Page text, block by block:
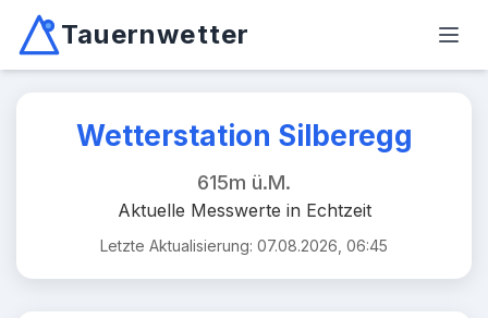
Tauernwetter
Unabhängiger Wetterdienst für Kärnten, Osttirol &
Wetterstation Silberegg
615m ü.M.
Aktuelle Messwerte in Echtzeit
Letzte Aktualisierung: 07.08.2026, 06:45